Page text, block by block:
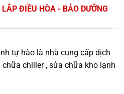
ĐIỀU HÒA - BẢO DƯỠNG
tự hào là nhà cung cấp dịch
chiller , sửa chữa kho lạnh